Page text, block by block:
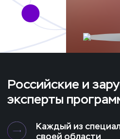
Российские и
эксперты
Каждый из
своей области